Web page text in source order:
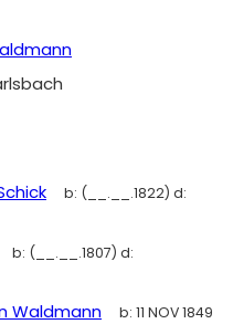
b: (__.__.1822) d:
b: (__.__.1807) d:
Waldmann b: 11 NOV 1849